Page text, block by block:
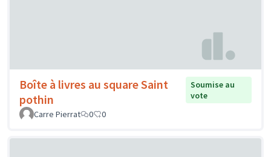
Boîte à livres au square Saint
pothin
Soumise au
vote
Carre Pierrat
0 0